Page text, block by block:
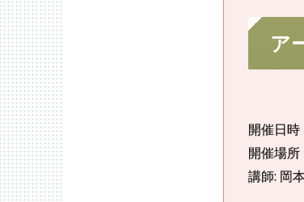
ア
開催日
開催場
講師: 岡